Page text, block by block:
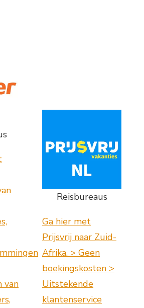
van
Reisbureaus
Ga hier met
Prijsvrij naar Zuid-
Afrika. > Geen
boekingskosten >
Uitstekende
klantenservice